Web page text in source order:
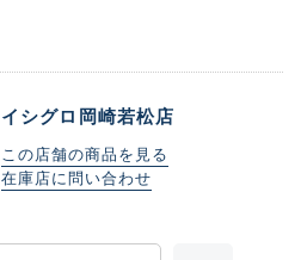
イシグロ岡崎若松店
この店舗の商品を見る
在庫店に問い合わせ